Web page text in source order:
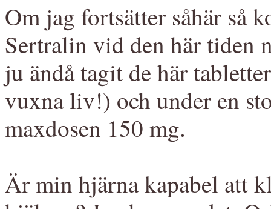
Om jag fortsätter såhär så
Sertralin vid den här tiden
ju ändå tagit de här
vuxna liv!) och under en
maxdosen 150 mg.
Är min hjärna kapabel att